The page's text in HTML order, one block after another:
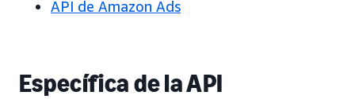
API de Amazon Ads
Específica de la API